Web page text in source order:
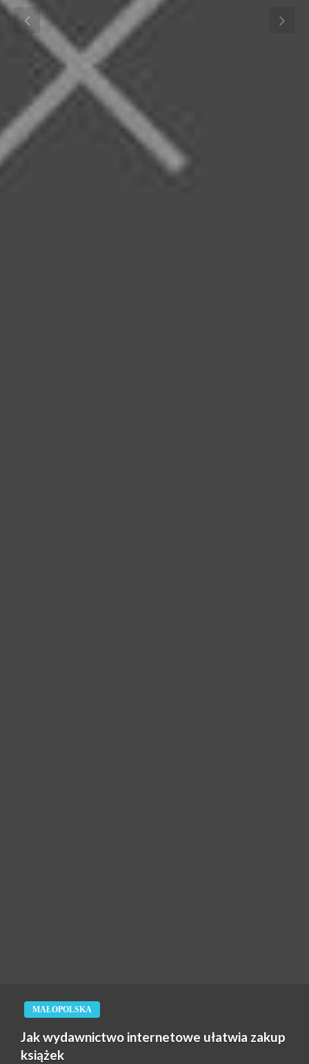
MAŁOPOLSKA
Jak wydawnictwo internetowe ułatwia zakup
książek